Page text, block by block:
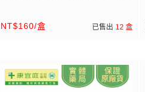
口罩大小可以參考圖片的尺寸~
NT$160/盒 已售出 12 盒